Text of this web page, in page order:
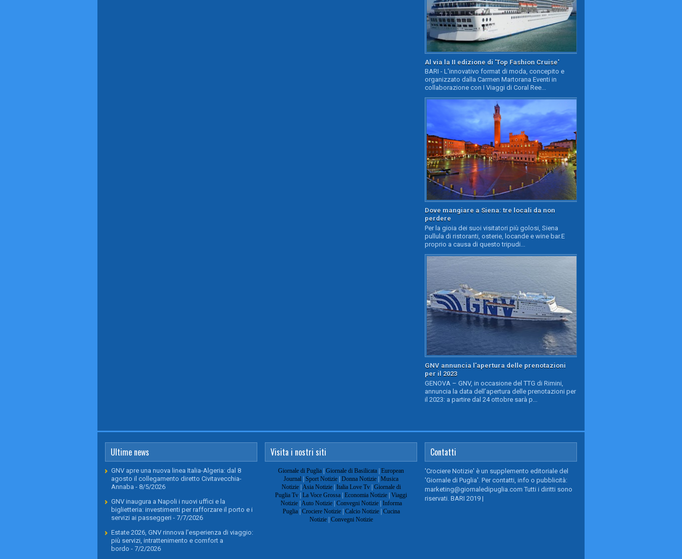
Al via la II edizione di 'Top Fashion Cruise'
BARI - L'innovativo format di moda, concepito e
organizzato dalla Carmen Martorana Eventi in
collaborazione con I Viaggi di Coral Ree...
Dove mangiare a Siena: tre locali da non
perdere
Per la gioia dei suoi visitatori più golosi, Siena
pullula di ristoranti, osterie, locande e wine bar.E
proprio a causa di questo tripudi...
GNV annuncia l'apertura delle prenotazioni
per il 2023
GENOVA – GNV, in occasione del TTG di Rimini,
annuncia la data dell’apertura delle prenotazioni per
il 2023: a partire dal 24 ottobre sarà p...
Ultime news
GNV apre una nuova linea Italia-Algeria: dal 8
agosto il collegamento diretto Civitavecchia-
Annaba - 8/5/2026
GNV inaugura a Napoli i nuovi uffici e la
biglietteria: investimenti per rafforzare il porto e i
servizi ai passeggeri - 7/7/2026
Estate 2026, GNV rinnova l’esperienza di viaggio:
più servizi, intrattenimento e comfort a
bordo - 7/2/2026
Visita i nostri siti
Giornale di Puglia | Giornale di Basilicata | European
Journal | Sport Notizie | Donna Notizie | Musica
Notizie| Asia Notizie| Italia Love Tv| Giornale di
Puglia Tv | La Voce Grossa | Economia Notizie | Viaggi
Notizie| Auto Notizie| Convegni Notizie| Informa
Puglia| Crociere Notizie| Calcio Notizie| Cucina
Notizie| Convegni Notizie
Contatti
'Crociere Notizie' è un supplemento editoriale del
'Giornale di Puglia'. Per contatti, info o pubblicità:
marketing@giornaledipuglia.com Tutti i diritti sono
riservati. BARI 2019 |